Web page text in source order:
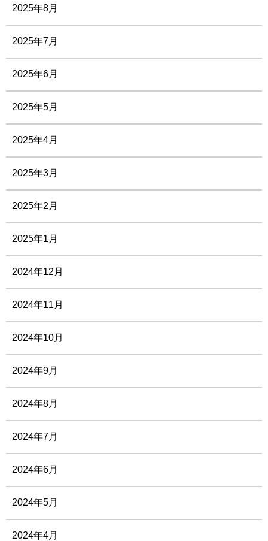
2025年8月
2025年7月
2025年6月
2025年5月
2025年4月
2025年3月
2025年2月
2025年1月
2024年12月
2024年11月
2024年10月
2024年9月
2024年8月
2024年7月
2024年6月
2024年5月
2024年4月